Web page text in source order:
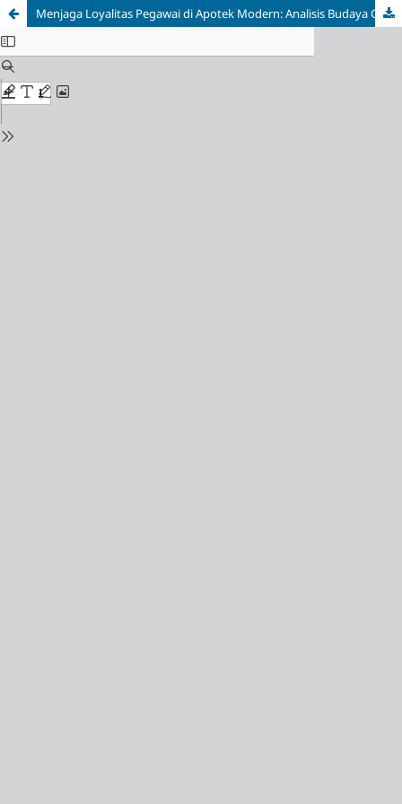
Menjaga Loyalitas Pegawai di Apotek Modern: Analisis Budaya Organisasi dan Keamanan Kerja